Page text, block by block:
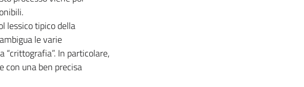
lessico tipico della
le varie
“crittografia”. In particolare,
con una ben precisa